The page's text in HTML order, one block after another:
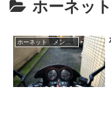
ホーネッ
ホーネット メンテナンス